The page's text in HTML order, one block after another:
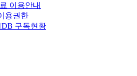
이용안내
용권한
구독현황